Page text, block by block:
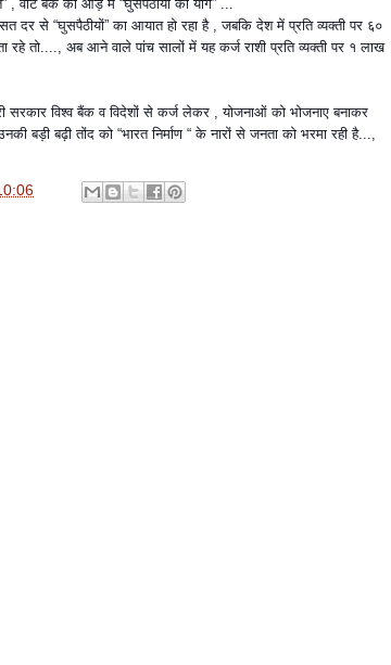
, वोट बैंक की आड़ में “घुसपैठीयों का योग” ...
दर से “घुसपैठीयों” का आयात हो रहा है , जबकि देश में प्रति व्यक्ती पर ६०
तो...., अब आने वाले पांच सालों में यह कर्ज राशी प्रति व्यक्ती पर १ लाख
सरकार विश्व बैंक व विदेशों से कर्ज लेकर , योजनाओं को भोजनाए बनाकर
बड़ी बढ़ी तोंद को “भारत निर्माण “ के नारों से जनता को भरमा रही है...,